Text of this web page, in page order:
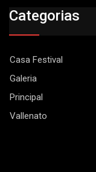
Categorias
Casa Festival
Galeria
Principal
Vallenato